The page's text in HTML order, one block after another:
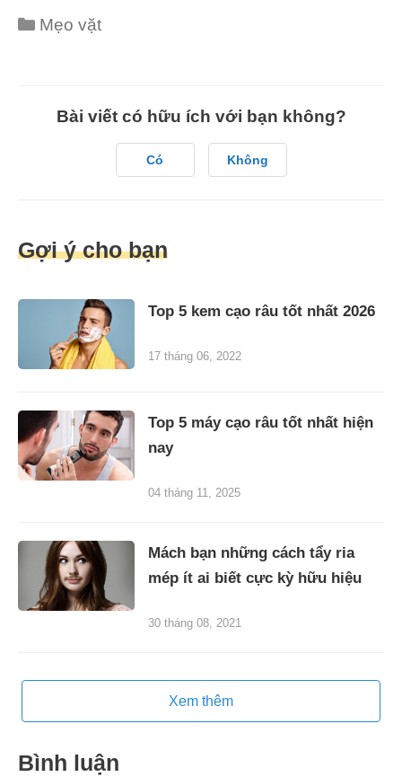
Categories
Mẹo vặt
Bài viết có hữu ích với bạn không?
Có Không
Gợi ý cho bạn
Top 5 kem cạo râu tốt nhất 2026
17 tháng 06, 2022
Top 5 máy cạo râu tốt nhất hiện
nay
04 tháng 11, 2025
Mách bạn những cách tẩy ria
mép ít ai biết cực kỳ hữu hiệu
30 tháng 08, 2021
Xem thêm
Bình luận